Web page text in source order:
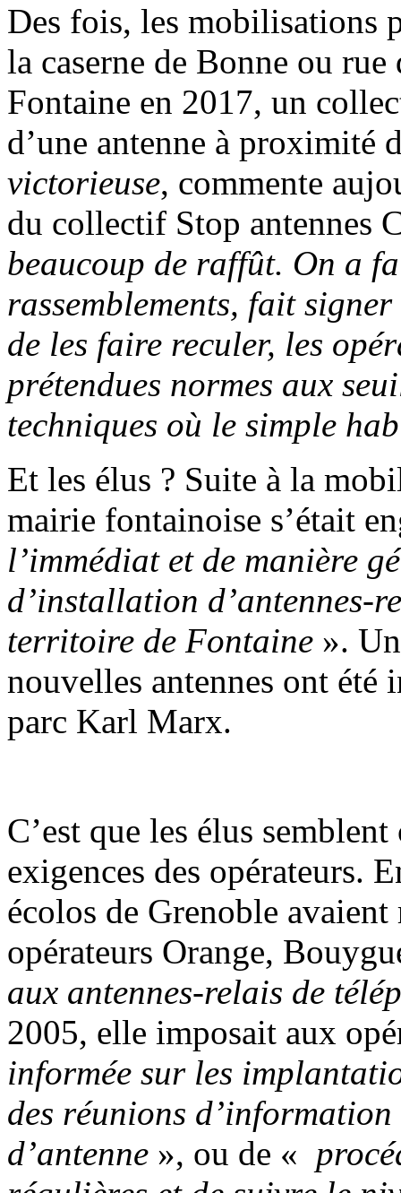
Des fois, les mobilisations
la caserne de Bonne ou
Fontaine en 2017, un
d’une antenne à proximité
victorieuse, commente
du collectif Stop antennes
beaucoup de raffût. On a
rassemblements, fait
de les faire reculer, les
prétendues normes aux
techniques où le simple
Et les élus ? Suite à la
mairie fontainoise s’était
l’immédiat et de manière
d’installation d’antennes-
territoire de Fontaine ».
nouvelles antennes ont été
parc Karl Marx.
C’est que les élus
exigences des opérateurs.
écolos de Grenoble
opérateurs Orange,
aux antennes-relais de
2005, elle imposait aux
informée sur les
des réunions
d’antenne », ou de «